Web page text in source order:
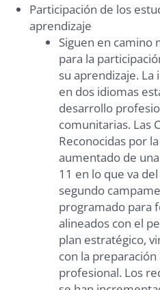
Participación de los
aprendizaje
Siguen en camino
para la
su aprendizaje.
en dos idiomas
desarrollo
comunitarias. Las
Reconocidas por
aumentado de
11 en lo que va
segundo
programado para
alineados con el
plan estratégico,
con la
profesional. Los